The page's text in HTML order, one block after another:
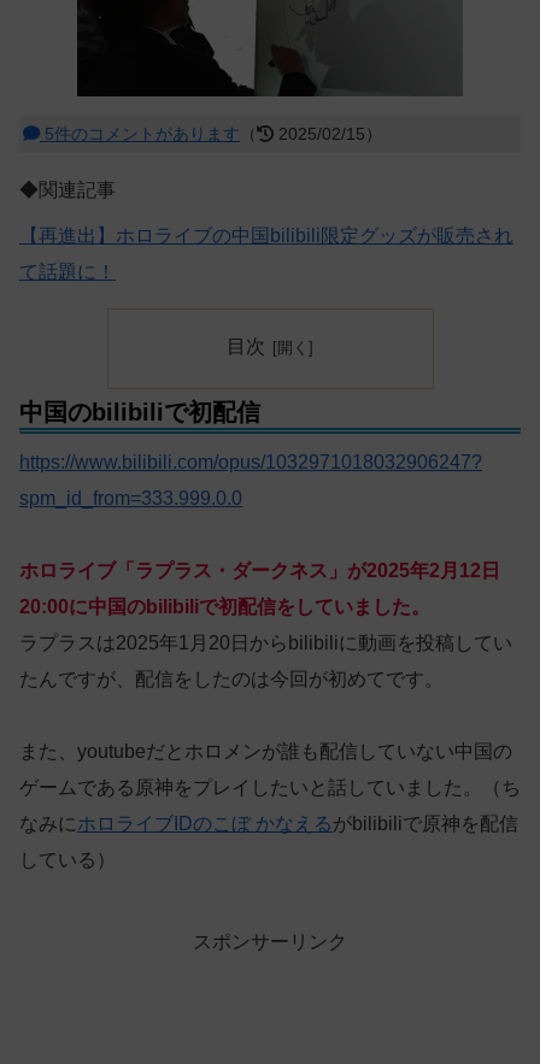
5件のコメントがあります （ 2025/02/15）
◆関連記事
【再進出】ホロライブの中国bilibili限定グッズが販売され
て話題に！
目次
中国のbilibiliで初配信
https://www.bilibili.com/opus/1032971018032906247?
spm_id_from=333.999.0.0
ホロライブ「ラプラス・ダークネス」が2025年2月12日
20:00に中国のbilibiliで初配信をしていました。
ラプラスは2025年1月20日からbilibiliに動画を投稿してい
たんですが、配信をしたのは今回が初めてです。
また、youtubeだとホロメンが誰も配信していない中国の
ゲームである原神をプレイしたいと話していました。（ち
なみにホロライブIDのこぼ かなえるがbilibiliで原神を配信
している）
スポンサーリンク